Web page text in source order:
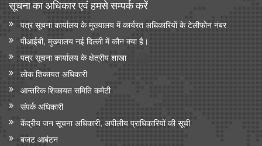
सूचना का अधिकार एवं हमसे सम्‍पर्क करें
पत्र सूचना कार्यालय के मुख्यालय में कार्यरत अधिकारियों के टेलीफोन नंबर
पीआईबी, मुख्यालय नई दिल्ली में कौन क्या है।
पत्र सूचना कार्यालय के क्षेत्रीय शाखा
लोक शिकायत अधिकारी
आन्‍तरिक शिकायत समिति कमेटी
संपर्क अधिकारी
केंद्रीय जन सूचना अधिकारी, अपीलीय प्राधिकारियों की सूची
बजट आबंटन